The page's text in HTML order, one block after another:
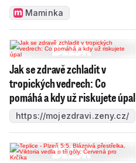
Maminka
Jak se zdravě zchladit v
tropických vedrech: Co
pomáhá a kdy už riskujete úpal
https://mojezdravi.zeny.cz/